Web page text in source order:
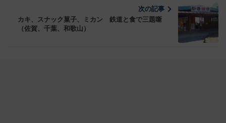
次の記事
カキ、スナック菓子、ミカン 鉄道と食で三題噺
（佐賀、千葉、和歌山）